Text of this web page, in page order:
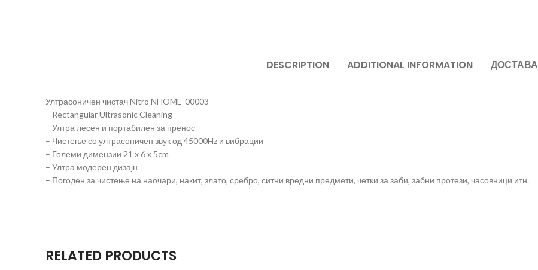
DESCRIPTION ADDITIONAL INFORMATION ДОСТАВА
Ултрасоничен чистач Nitro NHOME-00003
– Rectangular Ultrasonic Cleaning
– Ултра лесен и портабилен за пренос
– Чистење со ултрасоничен звук од 45000Hz и вибрации
– Големи димензии 21 x 6 x 5cm
– Ултра модерен дизајн
– Погоден за чистење на наочари, накит, злато, сребро, ситни вредни предмети, четки за заби, забни протези, часовници итн.
RELATED PRODUCTS